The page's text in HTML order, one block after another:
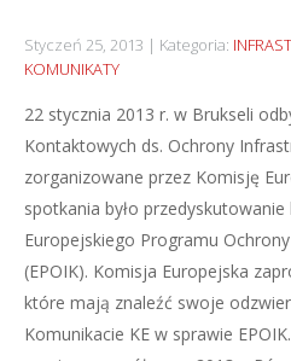
Styczeń 25, 2013 Kategoria:
KOMUNIKATY
22 stycznia 2013 r. w Brukseli
Kontaktowych ds. Ochrony
zorganizowane przez Komisję
spotkania było
Europejskiego Programu
(EPOIK). Komisja Europejska
które mają znaleźć swoje
Komunikacie KE w sprawie